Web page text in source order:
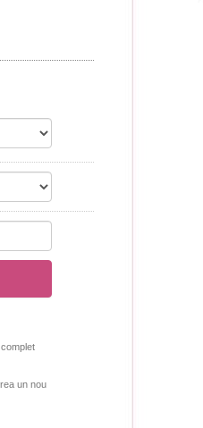
un nou